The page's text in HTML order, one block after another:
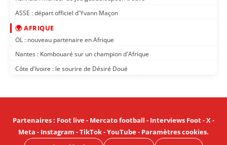
ASSE : départ officiel d'Yvann Maçon
🌍 AFRIQUE
OL : nouveau partenaire en Afrique
Nantes : Kombouaré sur un champion d'Afrique
Côte d'Ivoire : le sourire de Désiré Doué
Partenaires: Foot live- Mercato football - Interviews Foot-X-
Meta - Instagram -TikTok-YouTube- Paramètres cookies.